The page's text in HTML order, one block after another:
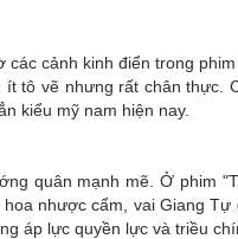
cảnh kinh điển trong
tô vẽ nhưng rất chân thực.
kiểu mỹ nam hiện nay.
quân mạnh mẽ. Ở phim
nhược cẩm, vai Giang
áp lực quyền lực và triều